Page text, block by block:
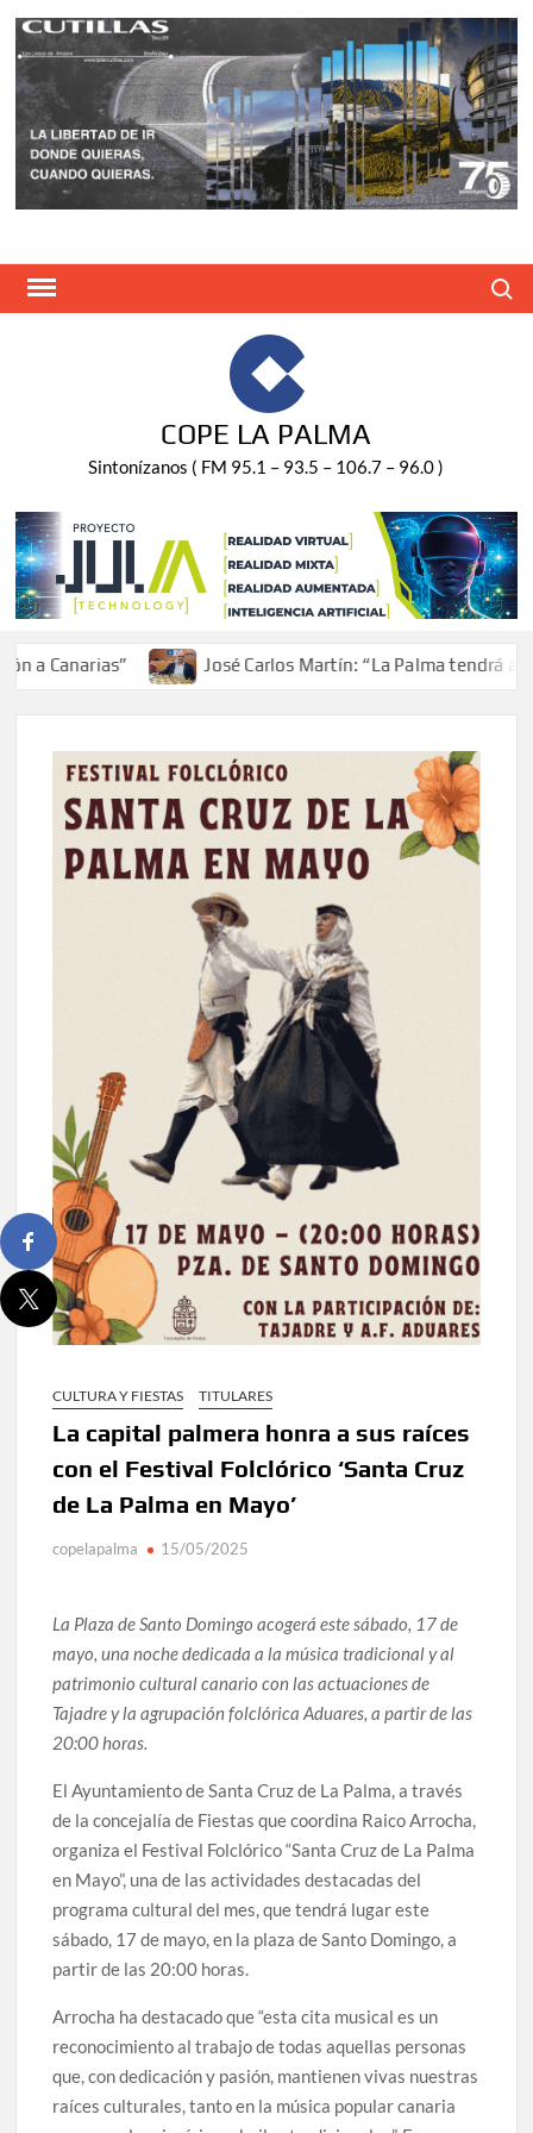
Saltar
contenido
COPE LA PALMA
Sintonízanos ( FM 95.1 – 93.5 – 106.7 – 96.0 )
José Carlos Martín: “La Palma tendrá antes
CULTURA Y FIESTAS TITULARES
La capital palmera honra a sus raíces
con el Festival Folclórico ‘Santa Cruz
de La Palma en Mayo’
copelapalma 15/05/2025
La Plaza de Santo Domingo acogerá este sábado, 17 de
mayo, una noche dedicada a la música tradicional y al
patrimonio cultural canario con las actuaciones de
Tajadre y la agrupación folclórica Aduares, a partir de las
20:00 horas.
El Ayuntamiento de Santa Cruz de La Palma, a través
de la concejalía de Fiestas que coordina Raico Arrocha,
organiza el Festival Folclórico “Santa Cruz de La Palma
en Mayo”, una de las actividades destacadas del
programa cultural del mes, que tendrá lugar este
sábado, 17 de mayo, en la plaza de Santo Domingo, a
partir de las 20:00 horas.
Arrocha ha destacado que “esta cita musical es un
reconocimiento al trabajo de todas aquellas personas
que, con dedicación y pasión, mantienen vivas nuestras
raíces culturales, tanto en la música popular canaria